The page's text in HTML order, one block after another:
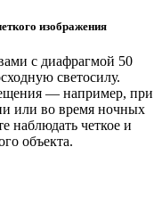
изображения
с диафрагмой 50
светосилу.
— например, при
или во время ночных
наблюдать четкое и
объекта.